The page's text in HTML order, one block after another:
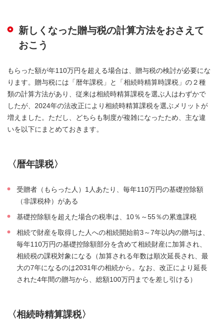
新しくなった贈与税の計算方法をおさえて
おこう
もらった額が年110万円を超える場合は、贈与税の検討が必要にな
ります。贈与税には「暦年課税」と「相続時精算時課税」の２種
類の計算方法があり、従来は相続時精算課税を選ぶ人はわずかで
したが、2024年の法改正により相続時精算課税を選ぶメリットが
増えました。ただし、どちらも制度が複雑になったため、主な違
いを以下にまとめておきます。
〈暦年課税〉
受贈者（もらった人）1人あたり、毎年110万円の基礎控除額
（非課税枠）がある
基礎控除額を超えた場合の税率は、10％～55％の累進課税
相続で財産を取得した人への相続開始前3～7年以内の贈与は、
毎年110万円の基礎控除額部分を含めて相続財産に加算され、
相続税の課税対象になる（加算される年数は順次延長され、最
大の7年になるのは2031年の相続から。なお、改正により延長
された4年間の贈与から、総額100万円までを差し引ける）
〈相続時精算課税〉